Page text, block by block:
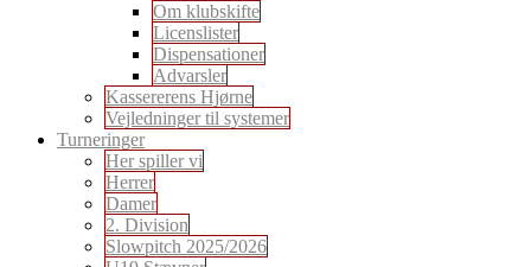
Om klubskifte
Licenslister
Dispensationer
Advarsler
Kassererens Hjørne
Vejledninger til systemer
Turneringer
Her spiller vi
Herrer
Damer
2. Division
Slowpitch 2025/2026